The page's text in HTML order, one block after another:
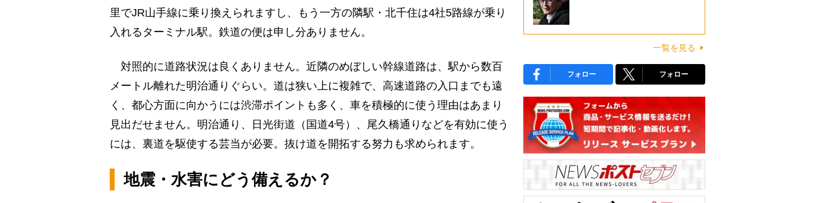
里でJR山手線に乗り換えられますし、もう一方の隣駅・北千住は4社5路線が乗り
入れるターミナル駅。鉄道の便は申し分ありません。
対照的に道路状況は良くありません。近隣のめぼしい幹線道路は、駅から数百
メートル離れた明治通りぐらい。道は狭い上に複雑で、高速道路の入口までも遠
く、都心方面に向かうには渋滞ポイントも多く、車を積極的に使う理由はあまり
見出だせません。明治通り、日光街道（国道4号）、尾久橋通りなどを有効に使う
には、裏道を駆使する芸当が必要。抜け道を開拓する努力も求められます。
地震・水害にどう備えるか？
一覧を見る
フォロー フォロー